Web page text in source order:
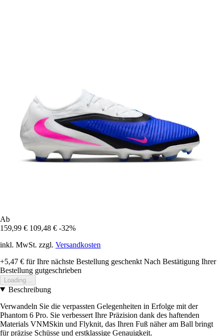
Ab
159,99 € 109,48 € -32%
inkl. MwSt. zzgl. Versandkosten
+5,47 € für Ihre nächste Bestellung geschenkt Nach Bestätigung Ihrer
Bestellung gutgeschrieben
Loading...
Beschreibung
Verwandeln Sie die verpassten Gelegenheiten in Erfolge mit der
Phantom 6 Pro. Sie verbessert Ihre Präzision dank des haftenden
Materials VNMSkin und Flyknit, das Ihren Fuß näher am Ball bringt
für präzise Schüsse und erstklassige Genauigkeit.